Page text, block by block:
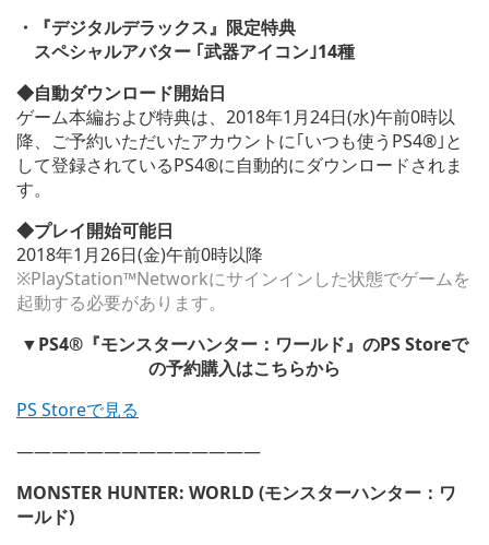
・『デジタルデラックス』限定特典
スペシャルアバター ｢武器アイコン｣14種
◆自動ダウンロード開始日
ゲーム本編および特典は、2018年1月24日(水)午前0時以
降、ご予約いただいたアカウントに｢いつも使うPS4®｣と
して登録されているPS4®に自動的にダウンロードされま
す。
◆プレイ開始可能日
2018年1月26日(金)午前0時以降
※PlayStation™Networkにサインインした状態でゲームを
起動する必要があります。
▼PS4®『モンスターハンター：ワールド』のPS Storeで
の予約購入はこちらから
PS Storeで見る
——————————————
MONSTER HUNTER: WORLD (モンスターハンター：ワ
ールド)